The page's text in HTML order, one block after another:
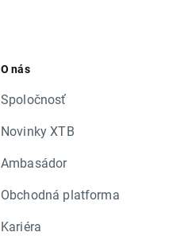
O nás
Spoločnosť
Novinky XTB
Ambasádor
Obchodná platforma
Kariéra